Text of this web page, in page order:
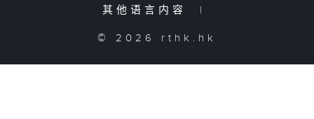
其他语言内容
|
© 2026 rthk.hk